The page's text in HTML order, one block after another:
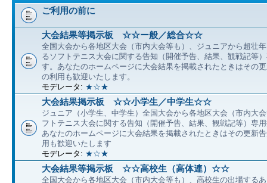
ご利用の前に
大会結果等掲示板 ☆☆ー般／総合☆☆
全国大会から各地区大会（市内大会等も）、ジュニアから超壮
るソフトテニス大会に関する告知（開催予告、結果、観戦記等
す。あなたのホームページに大会結果を掲載されたときはその
の利用も歓迎いたします。
モデレータ: ★☆★
大会結果掲示板 ☆☆小学生／中学生☆☆
ジュニア（小学生、中学生）全国大会から各地区大会（市内大
フトテニス大会に関する告知（開催予告、結果、観戦記等）専
あなたのホームページに大会結果を掲載されたときはその更新
用も歓迎いたします
モデレータ: ★☆★
大会結果等掲示板 ☆☆高校生（高体連）☆☆
全国大会から各地区大会（市内大会等も）、高校生の出場する